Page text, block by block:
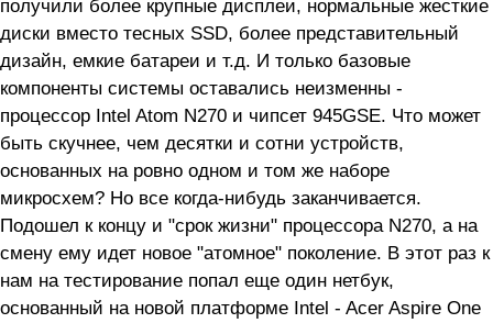
получили более крупные дисплеи, нормальные жесткие
диски вместо тесных SSD, более представительный
дизайн, емкие батареи и т.д. И только базовые
компоненты системы оставались неизменны -
процессор Intel Atom N270 и чипсет 945GSE. Что может
быть скучнее, чем десятки и сотни устройств,
основанных на ровно одном и том же наборе
микросхем? Но все когда-нибудь заканчивается.
Подошел к концу и "срок жизни" процессора N270, а на
смену ему идет новое "атомное" поколение. В этот раз к
нам на тестирование попал еще один нетбук,
основанный на новой платформе Intel - Acer Aspire One